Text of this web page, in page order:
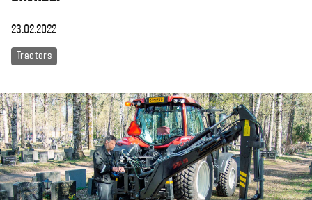
23.02.2022
Tractors